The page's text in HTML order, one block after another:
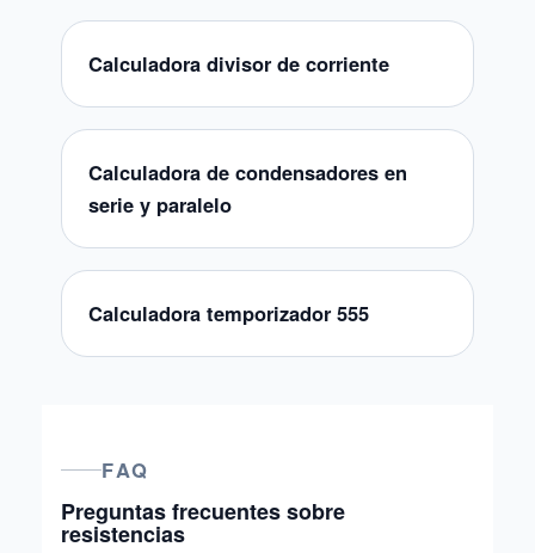
Calculadora divisor de corriente
Calculadora de condensadores en
serie y paralelo
Calculadora temporizador 555
FAQ
Preguntas frecuentes sobre
resistencias